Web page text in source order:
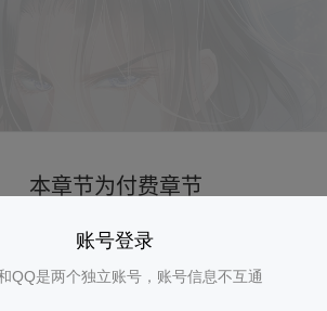
账号登录
QQ是两个独立账号，账号信息不互通